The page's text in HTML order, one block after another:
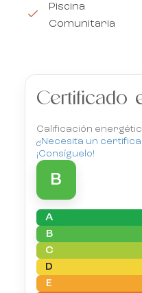
Piscina
Comunitaria
Certificado
Calificación
¿Necesita un
¡Consíguelo!
B
A
B
C
D
E